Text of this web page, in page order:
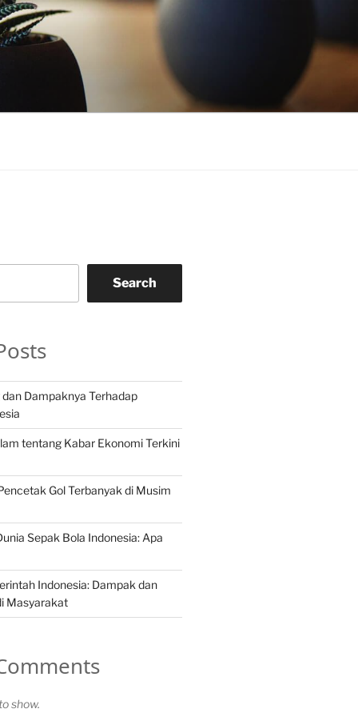
Search
Dampaknya Terhadap
tentang Kabar Ekonomi Terkini
Gol Terbanyak di Musim
Sepak Bola Indonesia: Apa
Indonesia: Dampak dan
Masyarakat
show.